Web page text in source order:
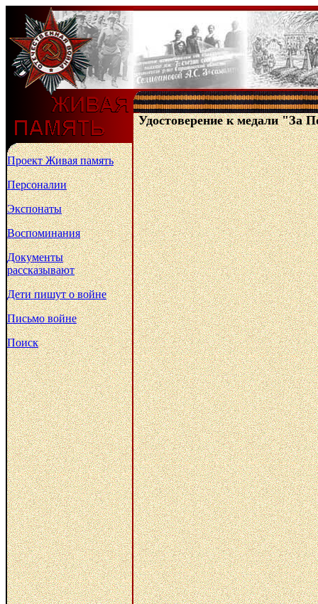
Удостоверение к медали "За
Проект Живая память
Персоналии
Экспонаты
Воспоминания
Документы
рассказывают
Дети пишут о войне
Письмо войне
Поиск